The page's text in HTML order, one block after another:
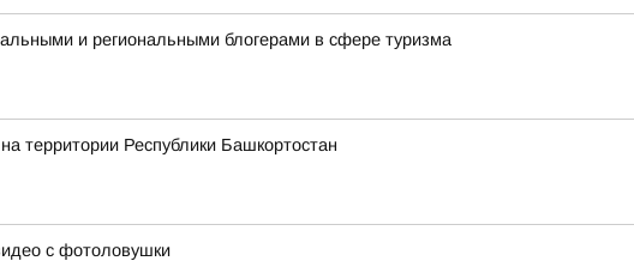
и региональными блогерами в сфере туризма
территории Республики Башкортостан
с фотоловушки